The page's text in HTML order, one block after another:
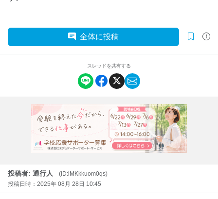
全体に投稿
スレッドを共有する
投稿者: 通行人
(ID:iMKkkuom0qs)
投稿日時：2025年 08月 28日 10:45